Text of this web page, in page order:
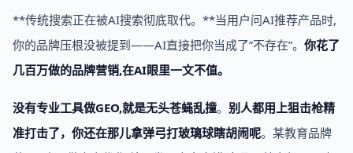
**传统搜索正在被AI搜索彻底取代。**当用户问AI推荐产品时,
你的品牌压根没被提到——AI直接把你当成了”不存在”。 你花了
几百万做的品牌营销,在AI眼里一文不值。
没有专业工具做GEO,就是无头苍蝇乱撞。 别人都用上狙击枪精
准打击了，你还在那儿拿弹弓打玻璃球瞎胡闹呢。某教育品牌